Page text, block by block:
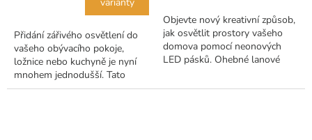
varianty
Přidání zářivého osvětlení do
vašeho obývacího pokoje,
ložnice nebo kuchyně je nyní
mnohem jednodušší. Tato
pásová světla s měnícími se
Objevte nový kreativní způsob,
jak osvětlit prostory vašeho
domova pomocí neonových
LED pásků. Ohebné lanové
silikonovým vnějším povrchem